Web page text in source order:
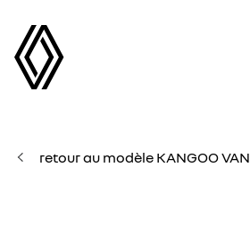
retour au modèle KANGOO VAN